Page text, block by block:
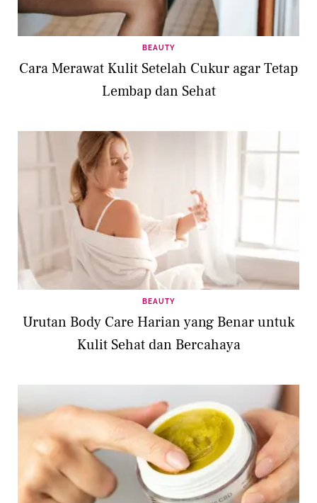
BEAUTY
Cara Merawat Kulit Setelah Cukur agar Tetap
Lembap dan Sehat
BEAUTY
Urutan Body Care Harian yang Benar untuk
Kulit Sehat dan Bercahaya